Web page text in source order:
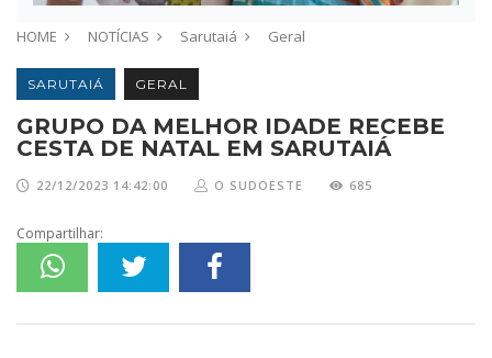
HOME NOTÍCIAS Sarutaiá Geral
SARUTAIÁ GERAL
GRUPO DA MELHOR IDADE RECEBE
CESTA DE NATAL EM SARUTAIÁ
22/12/2023 14:42:00 O SUDOESTE 685
Compartilhar: